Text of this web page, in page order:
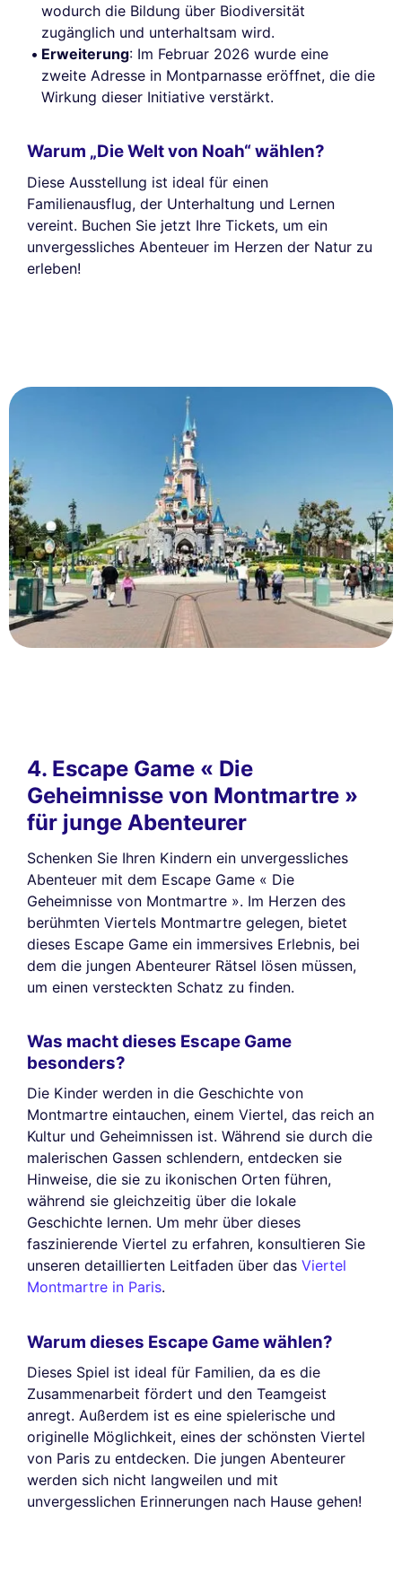
wodurch die Bildung über Biodiversität
zugänglich und unterhaltsam wird.
Erweiterung: Im Februar 2026 wurde eine
zweite Adresse in Montparnasse eröffnet, die die
Wirkung dieser Initiative verstärkt.
Warum „Die Welt von Noah“ wählen?
Diese Ausstellung ist ideal für einen
Familienausflug, der Unterhaltung und Lernen
vereint. Buchen Sie jetzt Ihre Tickets, um ein
unvergessliches Abenteuer im Herzen der Natur zu
erleben!
4. Escape Game « Die
Geheimnisse von Montmartre »
für junge Abenteurer
Schenken Sie Ihren Kindern ein unvergessliches
Abenteuer mit dem Escape Game « Die
Geheimnisse von Montmartre ». Im Herzen des
berühmten Viertels Montmartre gelegen, bietet
dieses Escape Game ein immersives Erlebnis, bei
dem die jungen Abenteurer Rätsel lösen müssen,
um einen versteckten Schatz zu finden.
Was macht dieses Escape Game
besonders?
Die Kinder werden in die Geschichte von
Montmartre eintauchen, einem Viertel, das reich an
Kultur und Geheimnissen ist. Während sie durch die
malerischen Gassen schlendern, entdecken sie
Hinweise, die sie zu ikonischen Orten führen,
während sie gleichzeitig über die lokale
Geschichte lernen. Um mehr über dieses
faszinierende Viertel zu erfahren, konsultieren Sie
unseren detaillierten Leitfaden über das Viertel
Montmartre in Paris.
Warum dieses Escape Game wählen?
Dieses Spiel ist ideal für Familien, da es die
Zusammenarbeit fördert und den Teamgeist
anregt. Außerdem ist es eine spielerische und
originelle Möglichkeit, eines der schönsten Viertel
von Paris zu entdecken. Die jungen Abenteurer
werden sich nicht langweilen und mit
unvergesslichen Erinnerungen nach Hause gehen!